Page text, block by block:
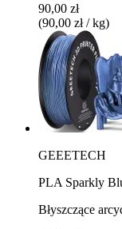
90,00 zł
(90,00 zł / kg)
GEEETECH
PLA Sparkly
Błyszczące